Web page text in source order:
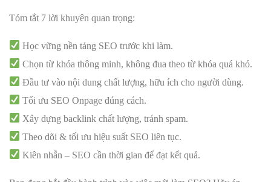
Tóm tắt 7 lời khuyên quan trọng:
Học vững nền tảng SEO trước khi làm.
Chọn từ khóa thông minh, không đua theo từ khóa quá khó.
Đầu tư vào nội dung chất lượng, hữu ích cho người dùng.
Tối ưu SEO Onpage đúng cách.
Xây dựng backlink chất lượng, tránh spam.
Theo dõi & tối ưu hiệu suất SEO liên tục.
Kiên nhẫn – SEO cần thời gian để đạt kết quả.